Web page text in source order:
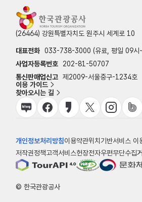
(26464) 강원특별자치도 원주시 세계로 10
대표전화 033-738-3000 (유료, 평일 09시
사업자등록번호
202-81-50707
통신판매업신고 제2009-서울중구-1234호
이용 가이드
찾아오시는 길
개인정보처리방침이용약관위치기반서비스 이
저작권정책고객서비스헌장전자우편무단수집
© 한국관광공사